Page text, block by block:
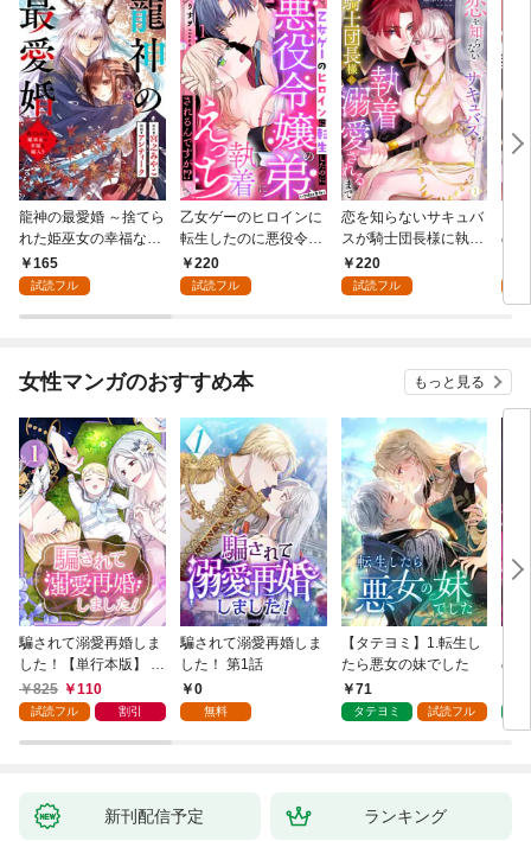
龍神の最愛婚 ～捨てら
れた姫巫女の幸福な嫁
入り～: 1
165
試読フル
乙女ゲーのヒロインに
転生したのに悪役令嬢
の弟（攻略対象外）に
執着えっちされるんで
220
試読フル
恋を知らないサキュバ
スが騎士団長様に執着
溺愛されるまで: 1
220
試読フル
の
女性マンガのおすすめ本 もっと見る
騙されて溺愛再婚しま
した！【単行本版】 1
巻825 110
試読フル 割引
騙されて溺愛再婚しま
した！ 第1話
0
無料
【タテヨミ】1.転生し
たら悪女の妹でした
71
タテヨミ 試読フル
の
新刊配信予定 ランキング